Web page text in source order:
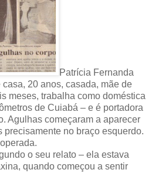
Patrícia Fernanda
20 anos, casada, mãe de
meses, trabalha como doméstica
de Cuiabá – e é portadora
Agulhas começaram a aparecer
precisamente no braço esquerdo.
o seu relato – ela estava
quando começou a sentir